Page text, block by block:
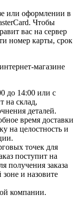
или оформлении в
Чтобы
вас на сервер
номер карты, срок
магазине
до 14:00 или с
на склад,
деталей.
время доставки
на целостность и
точек для
поступит на
получения заказа
зоне и назовите
компании.